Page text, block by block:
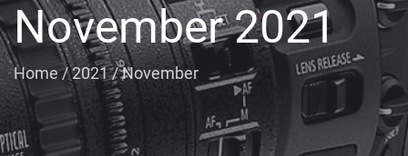
November 2021
Home/2021/November